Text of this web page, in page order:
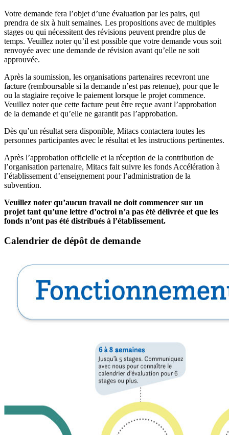
Votre demande fera l’objet d’une évaluation par les pairs, qui
prendra de six à huit semaines. Les propositions avec de multiples
stages ou qui nécessitent des révisions peuvent prendre plus de
temps. Veuillez noter qu’il est possible que votre demande vous soit
renvoyée avec une demande de révision avant qu’elle ne soit
approuvée.
Après la soumission, les organisations partenaires recevront une
facture (remboursable si la demande n’est pas retenue), pour que le
ou la stagiaire reçoive le paiement lorsque le projet commence.
Veuillez noter que cette facture peut être reçue avant l’approbation
de la demande et qu’elle ne garantit pas l’approbation.
Dès qu’un résultat sera disponible, Mitacs contactera toutes les
personnes participantes avec le résultat et les instructions pertinentes.
Après l’approbation officielle et la réception de la contribution de
l’organisation partenaire, Mitacs fait suivre les fonds Accélération à
l’établissement d’enseignement pour l’administration de la
subvention.
Veuillez noter qu’aucun travail ne doit commencer sur un
projet tant qu’une lettre d’octroi n’a pas été délivrée et que les
fonds n’ont pas été distribués à l’établissement.
Calendrier de dépôt de demande